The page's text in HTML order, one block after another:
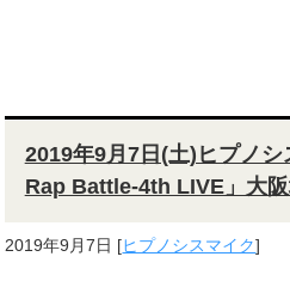
2019年9月7日(土)ヒプノ
Rap Battle-4th LIVE」大
2019年9月7日 [ヒプノシスマイク]